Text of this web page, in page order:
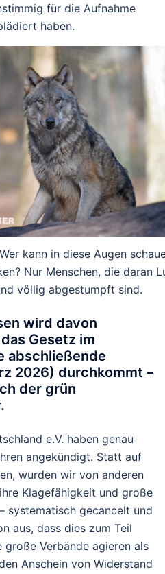
für die Aufnahme
haben.
kann in diese Augen
Nur Menschen, die daran
völlig abgestumpft sind.
wird davon
Gesetz im
abschließende
2026) durchkommt –
der grün
.
e.V. haben genau
angekündigt. Statt auf
wurden wir von anderen
Klagefähigkeit und große
systematisch gecancelt und
aus, dass dies zum Teil
Verbände agieren als
Anschein von Widerstand